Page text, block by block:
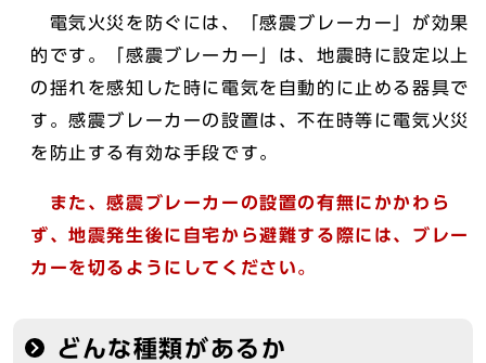
電気火災を防ぐには、「感震ブレーカー」が効果
的です。「感震ブレーカー」は、地震時に設定以上
の揺れを感知した時に電気を自動的に止める器具で
す。感震ブレーカーの設置は、不在時等に電気火災
を防止する有効な手段です。
また、感震ブレーカーの設置の有無にかかわら
ず、地震発生後に自宅から避難する際には、ブレー
カーを切るようにしてください。
どんな種類があるか